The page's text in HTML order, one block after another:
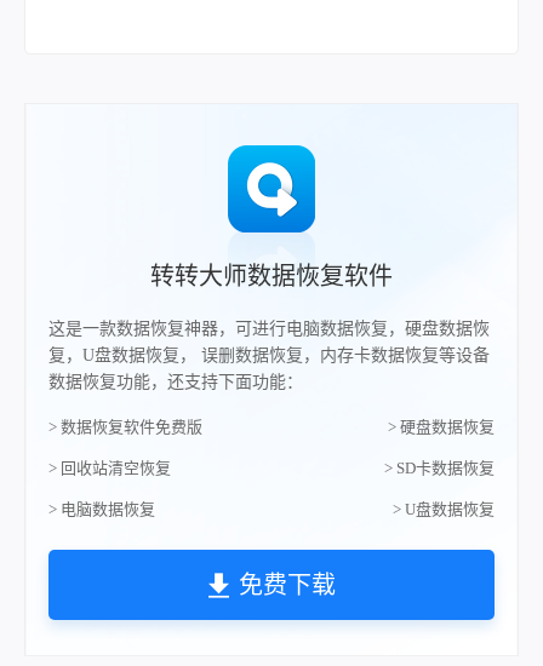
转转大师数据恢复软件
这是一款数据恢复神器，可进行电脑数据恢复，硬盘数据恢
复，U盘数据恢复， 误删数据恢复，内存卡数据恢复等设备
数据恢复功能，还支持下面功能：
> 数据恢复软件免费版 > 硬盘数据恢复
> 回收站清空恢复 > SD卡数据恢复
> 电脑数据恢复 > U盘数据恢复
免费下载